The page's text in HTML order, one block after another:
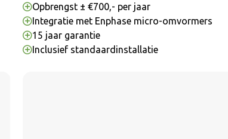
Opbrengst ± €700,- per jaar
Integratie met Enphase micro-omvormers
15 jaar garantie
Inclusief standaardinstallatie